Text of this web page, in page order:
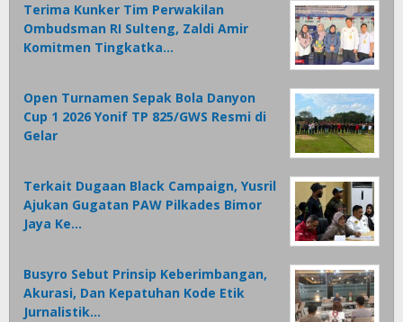
Terima Kunker Tim Perwakilan
Ombudsman RI Sulteng, Zaldi Amir
Komitmen Tingkatka…
Open Turnamen Sepak Bola Danyon
Cup 1 2026 Yonif TP 825/GWS Resmi di
Gelar
Terkait Dugaan Black Campaign, Yusril
Ajukan Gugatan PAW Pilkades Bimor
Jaya Ke…
Busyro Sebut Prinsip Keberimbangan,
Akurasi, Dan Kepatuhan Kode Etik
Jurnalistik…